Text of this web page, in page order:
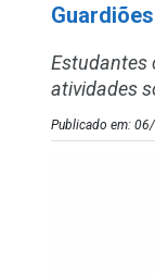
Estudantes
atividades
Publicado em: